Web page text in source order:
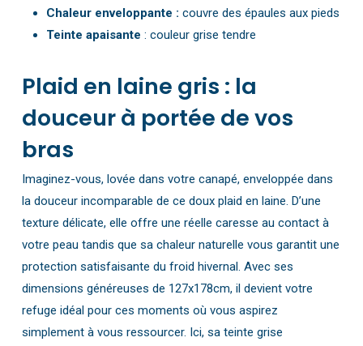
Chaleur enveloppante : couvre des épaules aux pieds
Teinte apaisante : couleur grise tendre
Plaid en laine gris : la
douceur à portée de vos
bras
Imaginez-vous, lovée dans votre canapé, enveloppée dans
la douceur incomparable de ce doux plaid en laine. D’une
texture délicate, elle offre une réelle caresse au contact à
votre peau tandis que sa chaleur naturelle vous garantit une
protection satisfaisante du froid hivernal. Avec ses
dimensions généreuses de 127x178cm, il devient votre
refuge idéal pour ces moments où vous aspirez
simplement à vous ressourcer. Ici, sa teinte grise